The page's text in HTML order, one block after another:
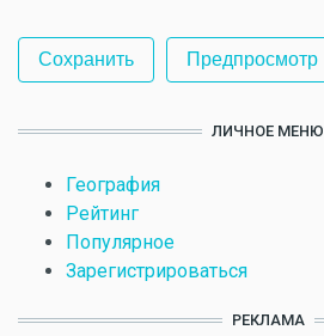
ЛИЧНОЕ МЕНЮ
География
Рейтинг
Популярное
Зарегистрироваться
РЕКЛАМА